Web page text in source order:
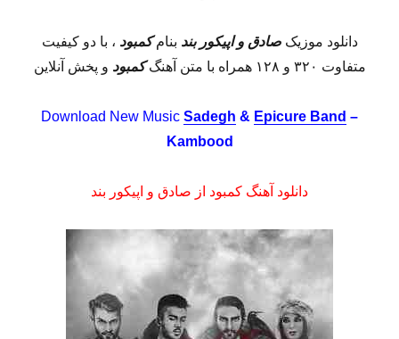
دانلود موزیکصادق و اپیکور بند بنامکمبود ، با دو کیفیت
متفاوت ۳۲۰ و ۱۲۸ همراه با متن آهنگ
کمبود و پخش آنلاین
Download New Music Sadegh & Epicure Band –
Kambood
دانلود آهنگ کمبود از صادق و اپیکور بند